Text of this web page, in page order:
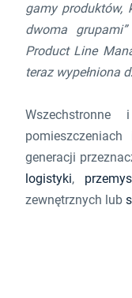
gamy produktów,
dwoma
Product Line
teraz wypełniona
generacji
logistyki,
zewnętrznych lub